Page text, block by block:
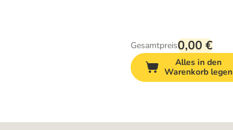
Gesamtpreis0,00 €
Alles in den
Warenkorb legen